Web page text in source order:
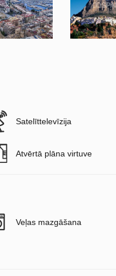
Satelīttelevīzija
Atvērtā plāna virtuve
Veļas mazgāšana